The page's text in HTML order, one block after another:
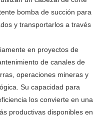
bomba de succión para
y transportarlos a través
en proyectos de
de canales de
operaciones mineras y
Su capacidad para
los convierte en una
productivas disponibles en